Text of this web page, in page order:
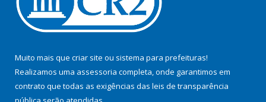
Muito mais que criar site ou sistema para prefeituras!
Realizamos uma assessoria completa, onde garantimos em
contrato que todas as exigências das leis de transparência